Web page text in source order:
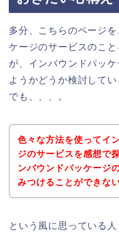
多分、こちらのページ
ケージのサービスのこ
が、インバウンドパッ
ようかどうか検討して
でも、、、。
色々な方法を使ってイ
ジのサービスを感想で
ンバウンドパッケージ
みつけることができない
という風に思っている